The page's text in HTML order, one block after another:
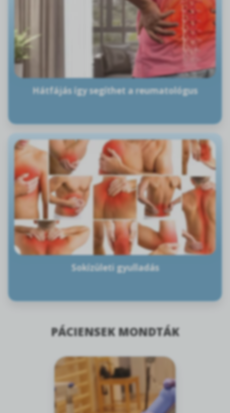
Hátfájás így segíthet a reumatológus
Sokízületi gyulladás
PÁCIENSEK MONDTÁK